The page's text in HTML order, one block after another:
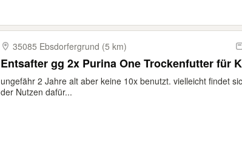
35085 Ebsdorfergrund (5 km)
Entsafter gg 2x Purina One Trockenfutter für
ungefähr 2 Jahre alt aber keine 10x benutzt. vielleicht findet
der Nutzen dafür...